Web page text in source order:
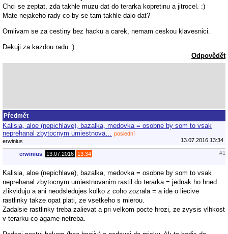
Chci se zeptat, zda takhle muzu dat do terarka kopretinu a jitrocel. :)
Mate nejakeho rady co by se tam takhle dalo dat?
Omlivam se za cestiny bez hacku a carek, nemam ceskou klavesnici.
Dekuji za kazdou radu :)
Odpovědět
Předmět
Kalisia, aloe (nepichlave), bazalka, medovka = osobne by som to vsak
neprehanal zbytocnym umiestnova…
poslední
erwinius
13.07.2016 13:34
erwinius 13.07.2016 13:34 #1
Kalisia, aloe (nepichlave), bazalka, medovka = osobne by som to vsak
neprehanal zbytocnym umiestnovanim rastil do terarka = jednak ho hned
zlikviduju a ani neodsledujes kolko z coho zozrala = a ide o liecive
rastlinky takze opat plati, ze vsetkeho s mierou.
Zadalsie rastlinky treba zalievat a pri velkom pocte hrozi, ze zvysis vlhkost
v terarku co agame netreba.